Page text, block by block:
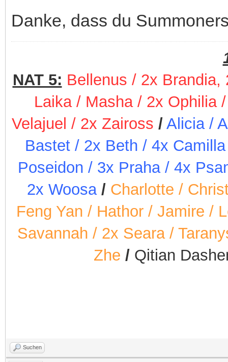
Danke, dass du
NAT 5: Bellenus / 2x
Laika / Masha / 2x Ophilia
Velajuel / 2x Zaiross / Alicia /
Bastet / 2x Beth / 4x
Poseidon / 3x Praha / 4x
2x Woosa / Charlotte /
Feng Yan / Hathor / Jamire /
Savannah / 2x Seara /
Zhe / Qitian
Suchen